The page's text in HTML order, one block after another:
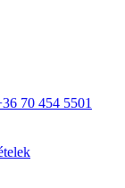
70 454 5501